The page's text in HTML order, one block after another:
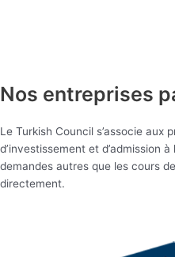
Nos entreprises
Le Turkish Council s’associe aux
d’investissement et d’admission
demandes autres que les cours
directement.